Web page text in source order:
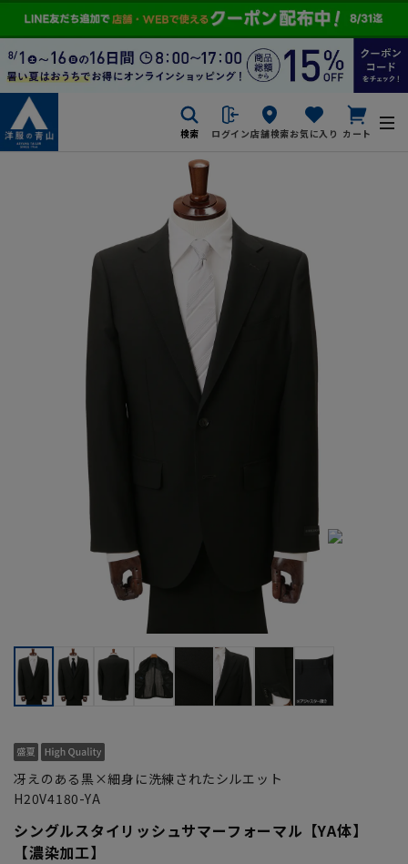
検索 ログイン店舗検索お気に入り カート
冴えのある黒×細身に洗練されたシルエット
H20V4180-YA
シングルスタイリッシュサマーフォーマル【YA体】
【濃染加工】